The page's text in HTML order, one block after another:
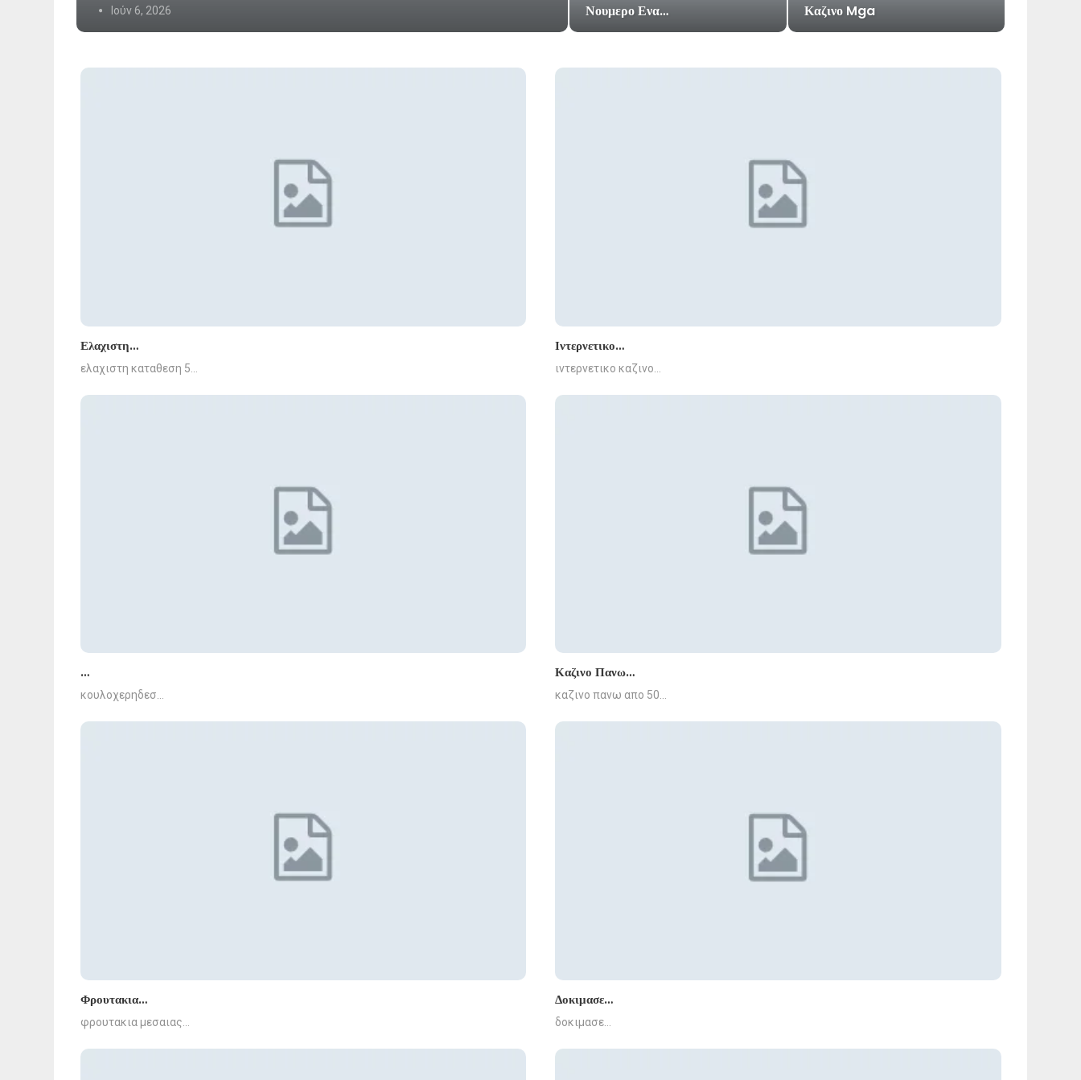
Ιούν 6, 2026 Νουμερο Ενα… Καζινο Mga
Ελαχιστη…
ελαχιστη καταθεση 5…
Ιντερνετικο…
ιντερνετικο καζινο…
…
κουλοχερηδεσ…
Καζινο Πανω…
καζινο πανω απο 50…
Φρουτακια…
φρουτακια μεσαιας…
Δοκιμασε…
δοκιμασε…